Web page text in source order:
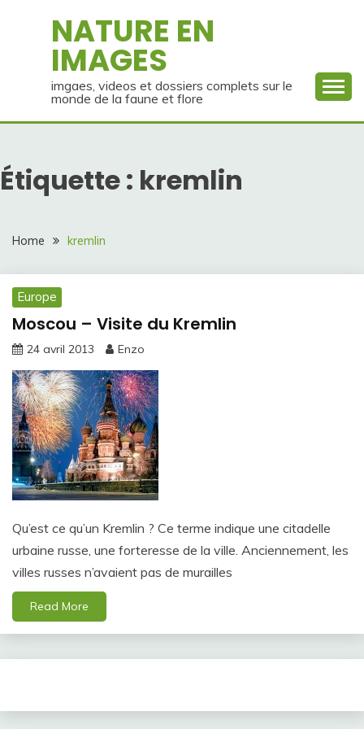
NATURE EN
IMAGES
imgaes, videos et dossiers complets sur le
monde de la faune et flore
Étiquette : kremlin
Home kremlin
Europe
Moscou – Visite du Kremlin
24 avril 2013 Enzo
Qu’est ce qu’un Kremlin ? Ce terme indique une citadelle
urbaine russe, une forteresse de la ville. Anciennement, les
villes russes n’avaient pas de murailles
Read More